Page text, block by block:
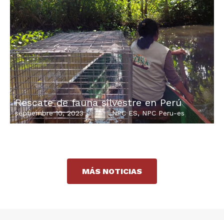
Rescate de fauna silvestre en Perú
septiembre 10, 2023 NPC ES,NPC Peru-es
MÁS NOTICIAS